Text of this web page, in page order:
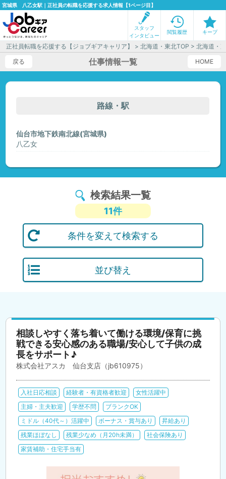
宮城県 八乙女駅｜正社員の転職を応援する求人情報【1ページ目】
スタッフ
インタビュー
閲覧履歴 キープ
正社員転職を応援する【ジョブギアキャリア】 >北海道・東北TOP >北海道・
戻る
HOME
仕事情報一覧
路線・駅
仙台市地下鉄南北線(宮城県)
八乙女
検索結果一覧
11件
条件を変えて検索する
並び替え
相談しやすく落ち着いて働ける環境/保育に挑
戦できる安心感のある職場/安心して子供の成
長をサポート♪
株式会社アスカ 仙台支店（jb610975）
入社日応相談 経験者・有資格者歓迎
女性活躍中
主婦・主夫歓迎
学歴不問
ブランクOK
ミドル（40代～）活躍中
ボーナス・賞与あり
昇給あり
残業ほぼなし
残業少なめ（月20h未満）
社会保険あり
家賃補助・住宅手当有